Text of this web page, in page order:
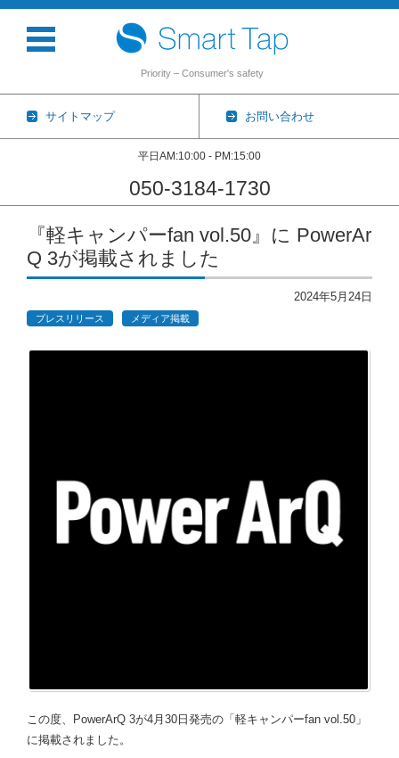
Priority – Consumer's safety
サイトマップ お問い合わせ
平日AM:10:00 - PM:15:00
050-3184-1730
コンテンツに移動
『軽キャンパーfan vol.50』に PowerAr
Q 3が掲載されました
2024年5月24日
プレスリリース メディア掲載
この度、PowerArQ 3が4月30日発売の「軽キャンパーfan vol.50」
に掲載されました。